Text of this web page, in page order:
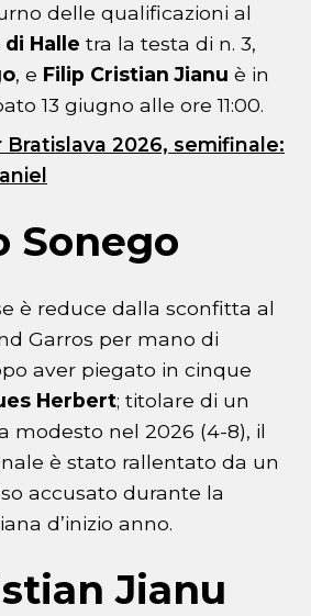
delle qualificazioni al
di Halle tra la testa di n. 3,
, e Filip Cristian Jianu è in
13 giugno alle ore 11:00.
Bratislava 2026, semifinale:
Sonego
è reduce dalla sconfitta al
Garros per mano di
aver piegato in cinque
Herbert; titolare di un
modesto nel 2026 (4-8), il
è stato rallentato da un
accusato durante la
d’inizio anno.
Jianu